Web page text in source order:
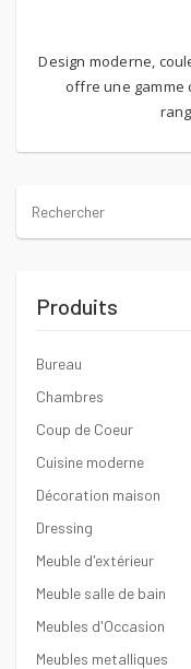
Design moderne,
offre une gamme
Produits
Bureau
Chambres
Coup de Coeur
Cuisine moderne
Décoration maison
Dressing
Meuble d'extérieur
Meuble salle de bain
Meubles d'Occasion
Meubles metalliques